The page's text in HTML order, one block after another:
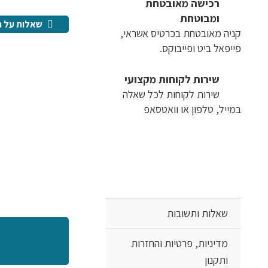
שאלות על
רכישה​ ​מאובטחת
ומבוטחת
קניה מאובטחת בכרטיס אשראי,
פייפאל ביט ופייבוקס.
שירות לקוחות מקצועי
שירות לקוחות לכל שאלה
במייל, טלפון או וואטסאפ
שאלות ותשובות
מדיניות, פרטיות והחזרות
ותקנון